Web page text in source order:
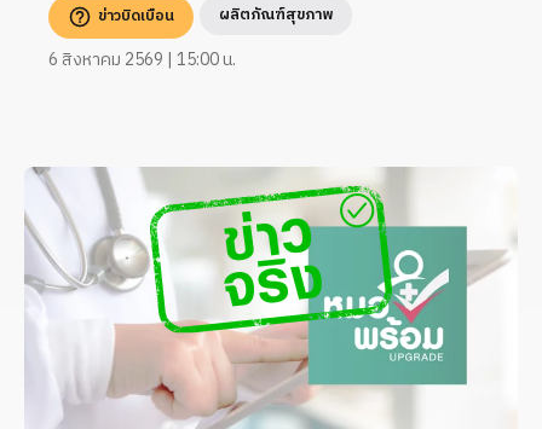
ข่าวบิดเบือน ผลิตภัณฑ์สุขภาพ
6 สิงหาคม 2569 | 15:00 น.